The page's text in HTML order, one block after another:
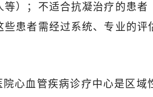
等）；不适合抗凝治疗的患者
些患者需经过系统、专业的
院心血管疾病诊疗中心是区域